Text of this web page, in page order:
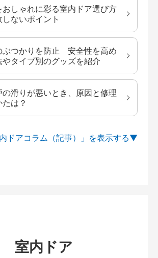
おしゃれに彩る室内ドア選び方
しないポイント
ぶつかりを防止 安全性を高め
やタイプ別のグッズを紹介
の滑りが悪いとき、原因と修理
は？
ドアコラム（記事）」を
室内ドア